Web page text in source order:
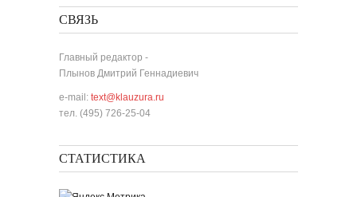
СВЯЗЬ
Главный редактор -
Плынов Дмитрий Геннадиевич
e-mail: text@klauzura.ru
тел. (495) 726-25-04
СТАТИСТИКА